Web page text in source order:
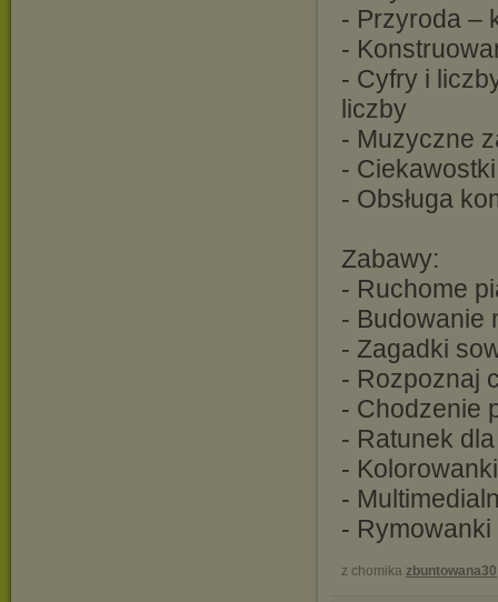
- Przyroda –
-
- Cyfry i
liczby
- Muzyczne
-
- Obsługa
Zabawy:
- Ruchome
- Budowanie
- Zagadki
- Rozpoznaj
- Chodzenie
- Ratunek
- Kolorowanki
-
-
z chomika zbuntowana30